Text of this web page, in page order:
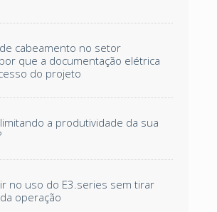
cabeamento no setor
que a documentação elétrica
do projeto
a produtividade da sua
no uso do E3.series sem tirar
operação